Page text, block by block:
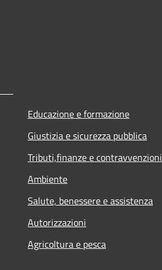
Educazione e formazione
Giustizia e sicurezza pubblica
Tributi,finanze e contravvenzioni
Ambiente
Salute, benessere e assistenza
Autorizzazioni
Agricoltura e pesca